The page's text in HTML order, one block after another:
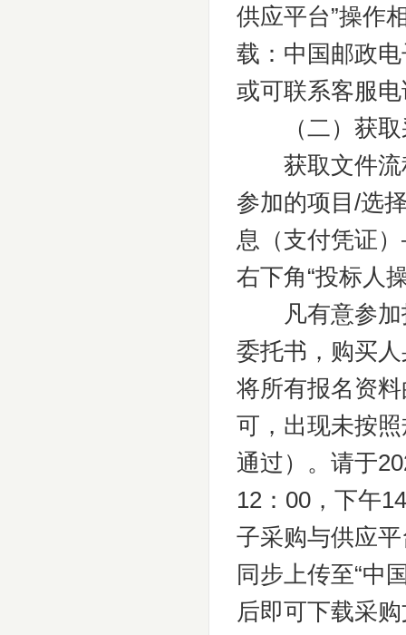
供应平台”操作
载：中国邮政
或可联系客服
（二）获取
获取文件流
参加的项目/选
息（支付凭证
右下角“投标人
凡有意参加投
委托书，购买
将所有报名资
可，出现未按
通过）。请于
12：00，下午
子采购与供应
同步上传至“中
后即可下载采